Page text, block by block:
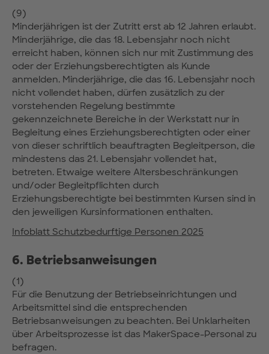
(9)
Minderjährigen ist der Zutritt erst ab 12 Jahren erlaubt.
Minderjährige, die das 18. Lebensjahr noch nicht
erreicht haben, können sich nur mit Zustimmung des
oder der Erziehungsberechtigten als Kunde
anmelden. Minderjährige, die das 16. Lebensjahr noch
nicht vollendet haben, dürfen zusätzlich zu der
vorstehenden Regelung bestimmte
gekennzeichnete Bereiche in der Werkstatt nur in
Begleitung eines Erziehungsberechtigten oder einer
von dieser schriftlich beauftragten Begleitperson, die
mindestens das 21. Lebensjahr vollendet hat,
betreten. Etwaige weitere Altersbeschränkungen
und/oder Begleitpflichten durch
Erziehungsberechtigte bei bestimmten Kursen sind in
den jeweiligen Kursinformationen enthalten.
Infoblatt Schutzbedurftige Personen 2025
6. Betriebsanweisungen
(1)
Für die Benutzung der Betriebseinrichtungen und
Arbeitsmittel sind die entsprechenden
Betriebsanweisungen zu beachten. Bei Unklarheiten
über Arbeitsprozesse ist das MakerSpace-Personal zu
befragen.